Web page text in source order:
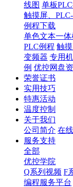
线图 单板
触摸屏、
例程下载
单色文本一体
PLC例程 触
变频器 专用机
例 优控网盘
荣誉证书
实用技巧
特惠活动
温度控制
关于我们
公司简介 在
服务支持
全部
优控学院
Q系列视频 F
编程服务平台